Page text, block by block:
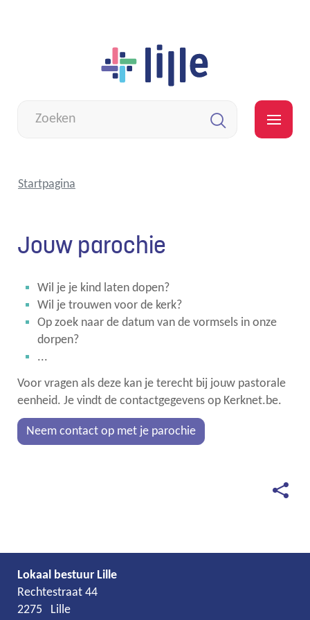
inhoud
zoek
Startpagina
Jouw parochie
Wil je je kind laten dopen?
Wil je trouwen voor de kerk?
Op zoek naar de datum van de vormsels in onze
dorpen?
...
Voor vragen als deze kan je terecht bij jouw pastorale
eenheid. Je vindt de contactgegevens op Kerknet.be.
Neem contact op met je parochie
Lokaal bestuur Lille
Adres
Rechtestraat 44
2275
Lille
Tel.
E-
mail